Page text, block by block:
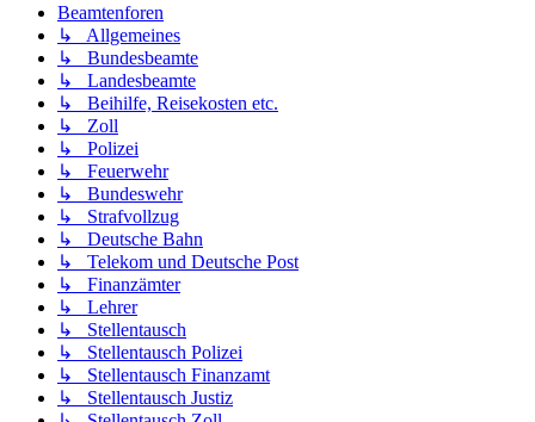
Beamtenforen
↳ Allgemeines
↳ Bundesbeamte
↳ Landesbeamte
↳ Beihilfe, Reisekosten etc.
↳ Zoll
↳ Polizei
↳ Feuerwehr
↳ Bundeswehr
↳ Strafvollzug
↳ Deutsche Bahn
↳ Telekom und Deutsche Post
↳ Finanzämter
↳ Lehrer
↳ Stellentausch
↳ Stellentausch Polizei
↳ Stellentausch Finanzamt
↳ Stellentausch Justiz